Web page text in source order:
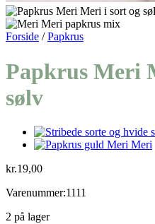
Forside / Papkrus
Papkrus Meri
sølv
kr.19,00
Varenummer:1111
2 på lager